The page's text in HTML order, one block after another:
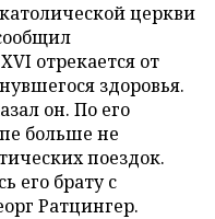
церкви
отрекается от
здоровья.
он. По его
больше не
поездок.
его брату с
Ратцингер.